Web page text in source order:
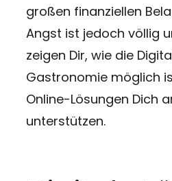
großen finanziellen
Angst ist jedoch völlig
zeigen Dir, wie die
Gastronomie möglich
Online-Lösungen Dich
unterstützen.